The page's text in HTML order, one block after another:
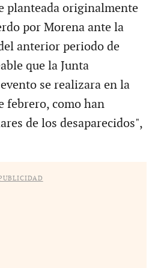
planteada originalmente
por Morena ante la
anterior periodo de
que la Junta
se realizara en la
febrero, como han
de los desaparecidos",